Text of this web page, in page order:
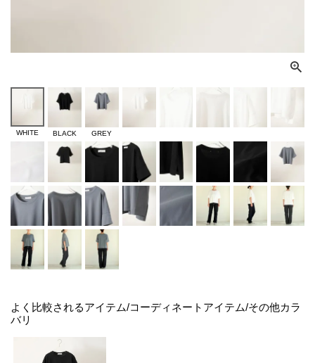
WHITE BLACK GREY
よく比較されるアイテム/コーディネートアイテム/その他カラ
バリ